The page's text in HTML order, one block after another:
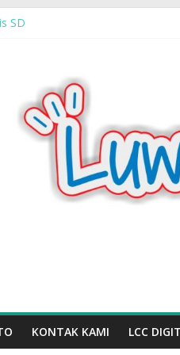
(Semua Mata Pelajaran SD)
SD
KONTAK KAMI LCC